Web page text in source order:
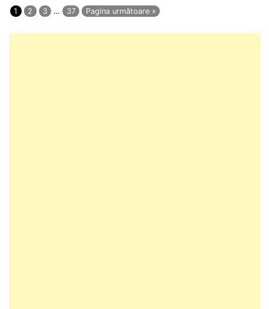
1 2 3 … 37 Pagina următoare »